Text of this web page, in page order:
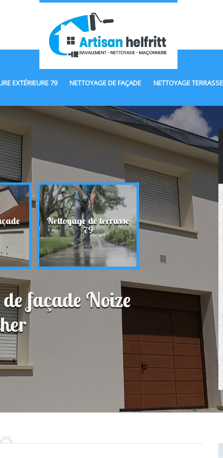
EXTÉRIEURE 79 NETTOYAGE DE FAÇADE NETTOYAGE
Nettoyage de terrasse
79 Maçonnerie
façade Noize